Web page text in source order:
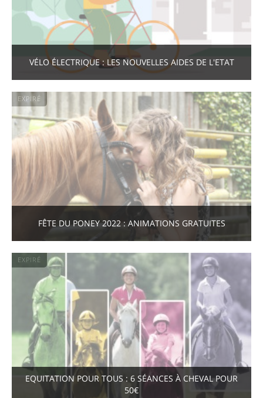
VÉLO ÉLECTRIQUE : LES NOUVELLES AIDES DE L'ETAT
EXPIRÉ
FÊTE DU PONEY 2022 : ANIMATIONS GRATUITES
EXPIRÉ
EQUITATION POUR TOUS : 6 SÉANCES À CHEVAL POUR
50€